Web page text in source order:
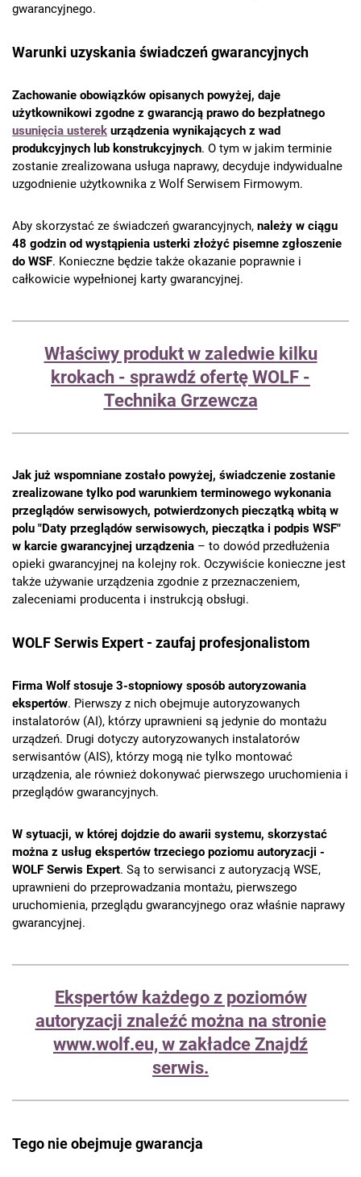
gwarancyjnego.
Warunki uzyskania świadczeń gwarancyjnych
Zachowanie obowiązków opisanych powyżej, daje
użytkownikowi zgodne z gwarancją prawo do bezpłatnego
usunięcia usterek urządzenia wynikających z wad
produkcyjnych lub konstrukcyjnych. O tym w jakim terminie
zostanie zrealizowana usługa naprawy, decyduje indywidualne
uzgodnienie użytkownika z Wolf Serwisem Firmowym.
Aby skorzystać ze świadczeń gwarancyjnych, należy w ciągu
48 godzin od wystąpienia usterki złożyć pisemne zgłoszenie
do WSF. Konieczne będzie także okazanie poprawnie i
całkowicie wypełnionej karty gwarancyjnej.
Właściwy produkt w zaledwie kilku
krokach - sprawdź ofertę WOLF -
Technika Grzewcza
Jak już wspomniane zostało powyżej, świadczenie zostanie
zrealizowane tylko pod warunkiem terminowego wykonania
przeglądów serwisowych, potwierdzonych pieczątką wbitą w
polu "Daty przeglądów serwisowych, pieczątka i podpis WSF"
w karcie gwarancyjnej urządzenia – to dowód przedłużenia
opieki gwarancyjnej na kolejny rok. Oczywiście konieczne jest
także używanie urządzenia zgodnie z przeznaczeniem,
zaleceniami producenta i instrukcją obsługi.
WOLF Serwis Expert - zaufaj profesjonalistom
Firma Wolf stosuje 3-stopniowy sposób autoryzowania
ekspertów. Pierwszy z nich obejmuje autoryzowanych
instalatorów (AI), którzy uprawnieni są jedynie do montażu
urządzeń. Drugi dotyczy autoryzowanych instalatorów
serwisantów (AIS), którzy mogą nie tylko montować
urządzenia, ale również dokonywać pierwszego uruchomienia i
przeglądów gwarancyjnych.
W sytuacji, w której dojdzie do awarii systemu, skorzystać
można z usług ekspertów trzeciego poziomu autoryzacji -
WOLF Serwis Expert. Są to serwisanci z autoryzacją WSE,
uprawnieni do przeprowadzania montażu, pierwszego
uruchomienia, przeglądu gwarancyjnego oraz właśnie naprawy
gwarancyjnej.
Ekspertów każdego z poziomów
autoryzacji znaleźć można na stronie
www.wolf.eu, w zakładce Znajdź
serwis.
Tego nie obejmuje gwarancja